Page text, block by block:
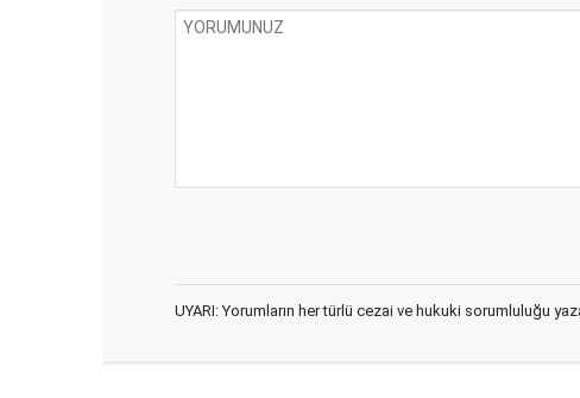
UYARI: Yorumların her türlü cezai ve hukuki sorumluluğu